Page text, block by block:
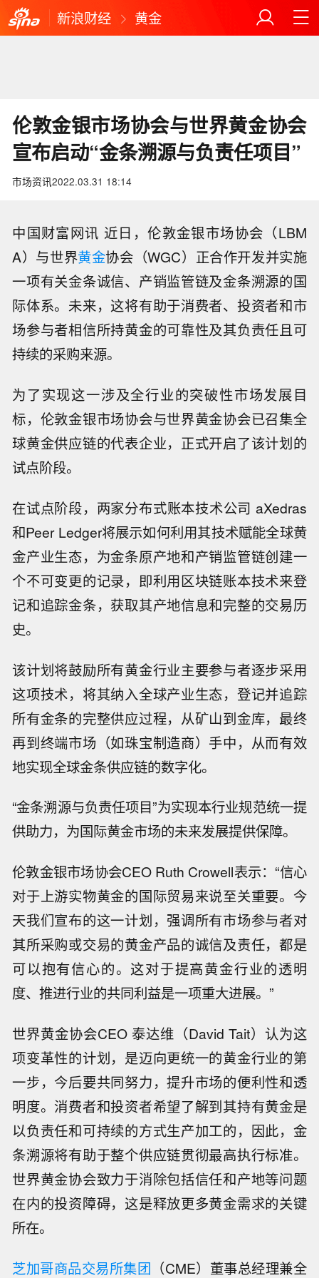
新浪财经 黄金
伦敦金银市场协会与世界黄金协会
宣布启动“金条溯源与负责任项目”
市场资讯2022.03.31 18:14
中国财富网讯 近日，伦敦金银市场协会（LBM
A）与世界黄金协会（WGC）正合作开发并实施
一项有关金条诚信、产销监管链及金条溯源的国
际体系。未来，这将有助于消费者、投资者和市
场参与者相信所持黄金的可靠性及其负责任且可
持续的采购来源。
为了实现这一涉及全行业的突破性市场发展目
标，伦敦金银市场协会与世界黄金协会已召集全
球黄金供应链的代表企业，正式开启了该计划的
试点阶段。
在试点阶段，两家分布式账本技术公司 aXedras
和Peer Ledger将展示如何利用其技术赋能全球黄
金产业生态，为金条原产地和产销监管链创建一
个不可变更的记录，即利用区块链账本技术来登
记和追踪金条，获取其产地信息和完整的交易历
史。
该计划将鼓励所有黄金行业主要参与者逐步采用
这项技术，将其纳入全球产业生态，登记并追踪
所有金条的完整供应过程，从矿山到金库，最终
再到终端市场（如珠宝制造商）手中，从而有效
地实现全球金条供应链的数字化。
“金条溯源与负责任项目”为实现本行业规范统一提
供助力，为国际黄金市场的未来发展提供保障。
伦敦金银市场协会CEO Ruth Crowell表示：“信心
对于上游实物黄金的国际贸易来说至关重要。今
天我们宣布的这一计划，强调所有市场参与者对
其所采购或交易的黄金产品的诚信及责任，都是
可以抱有信心的。这对于提高黄金行业的透明
度、推进行业的共同利益是一项重大进展。”
世界黄金协会CEO 泰达维（David Tait）认为这
项变革性的计划，是迈向更统一的黄金行业的第
一步，今后要共同努力，提升市场的便利性和透
明度。消费者和投资者希望了解到其持有黄金是
以负责任和可持续的方式生产加工的，因此，金
条溯源将有助于整个供应链贯彻最高执行标准。
世界黄金协会致力于消除包括信任和产地等问题
在内的投资障碍，这是释放更多黄金需求的关键
所在。
芝加哥商品交易所集团 （CME）董事总经理兼全